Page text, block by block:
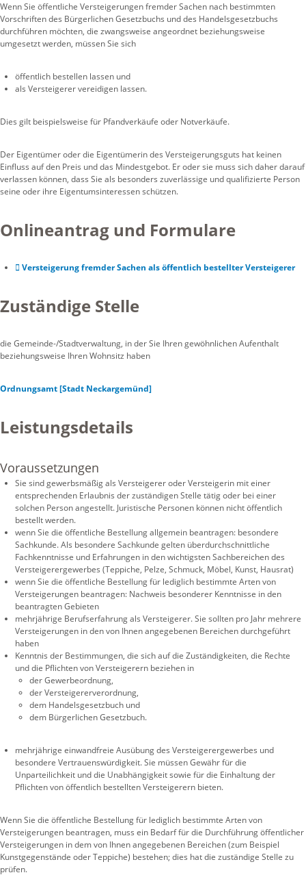
Wenn Sie öffentliche Versteigerungen fremder Sachen nach bestimmten
Vorschriften des Bürgerlichen Gesetzbuchs und des Handelsgesetzbuchs
durchführen möchten, die zwangsweise angeordnet beziehungsweise
umgesetzt werden, müssen Sie sich
öffentlich bestellen lassen und
als Versteigerer vereidigen lassen.
Dies gilt beispielsweise für Pfandverkäufe oder Notverkäufe.
Der Eigentümer oder die Eigentümerin des Versteigerungsguts hat keinen
Einfluss auf den Preis und das Mindestgebot. Er oder sie muss sich daher darauf
verlassen können, dass Sie als besonders zuverlässige und qualifizierte Person
seine oder ihre Eigentumsinteressen schützen.
Onlineantrag und Formulare
Versteigerung fremder Sachen als öffentlich bestellter Versteigerer
Zuständige Stelle
die Gemeinde-/Stadtverwaltung, in der Sie Ihren gewöhnlichen Aufenthalt
beziehungsweise Ihren Wohnsitz haben
Ordnungsamt [Stadt Neckargemünd]
Leistungsdetails
Voraussetzungen
Sie sind gewerbsmäßig als Versteigerer oder Versteigerin mit einer
entsprechenden Erlaubnis der zuständigen Stelle tätig oder bei einer
solchen Person angestellt. Juristische Personen können nicht öffentlich
bestellt werden.
wenn Sie die öffentliche Bestellung allgemein beantragen: besondere
Sachkunde. Als besondere Sachkunde gelten überdurchschnittliche
Fachkenntnisse und Erfahrungen in den wichtigsten Sachbereichen des
Versteigerergewerbes (Teppiche, Pelze, Schmuck, Möbel, Kunst, Hausrat)
wenn Sie die öffentliche Bestellung für lediglich bestimmte Arten von
Versteigerungen beantragen: Nachweis besonderer Kenntnisse in den
beantragten Gebieten
mehrjährige Berufserfahrung als Versteigerer. Sie sollten pro Jahr mehrere
Versteigerungen in den von Ihnen angegebenen Bereichen durchgeführt
haben
Kenntnis der Bestimmungen, die sich auf die Zuständigkeiten, die Rechte
und die Pflichten von Versteigerern beziehen in
der Gewerbeordnung,
der Versteigererverordnung,
dem Handelsgesetzbuch und
dem Bürgerlichen Gesetzbuch.
mehrjährige einwandfreie Ausübung des Versteigerergewerbes und
besondere Vertrauenswürdigkeit. Sie müssen Gewähr für die
Unparteilichkeit und die Unabhängigkeit sowie für die Einhaltung der
Pflichten von öffentlich bestellten Versteigerern bieten.
Wenn Sie die öffentliche Bestellung für lediglich bestimmte Arten von
Versteigerungen beantragen, muss ein Bedarf für die Durchführung öffentlicher
Versteigerungen in dem von Ihnen angegebenen Bereichen (zum Beispiel
Kunstgegenstände oder Teppiche) bestehen; dies hat die zuständige Stelle zu
prüfen.